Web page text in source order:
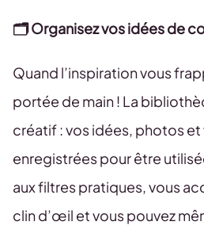
🗂️ Organisez vos idées de
Quand l’inspiration vous
portée de main ! La
créatif : vos idées, photos
enregistrées pour être
aux filtres pratiques, vous
clin d’œil et vous pouvez